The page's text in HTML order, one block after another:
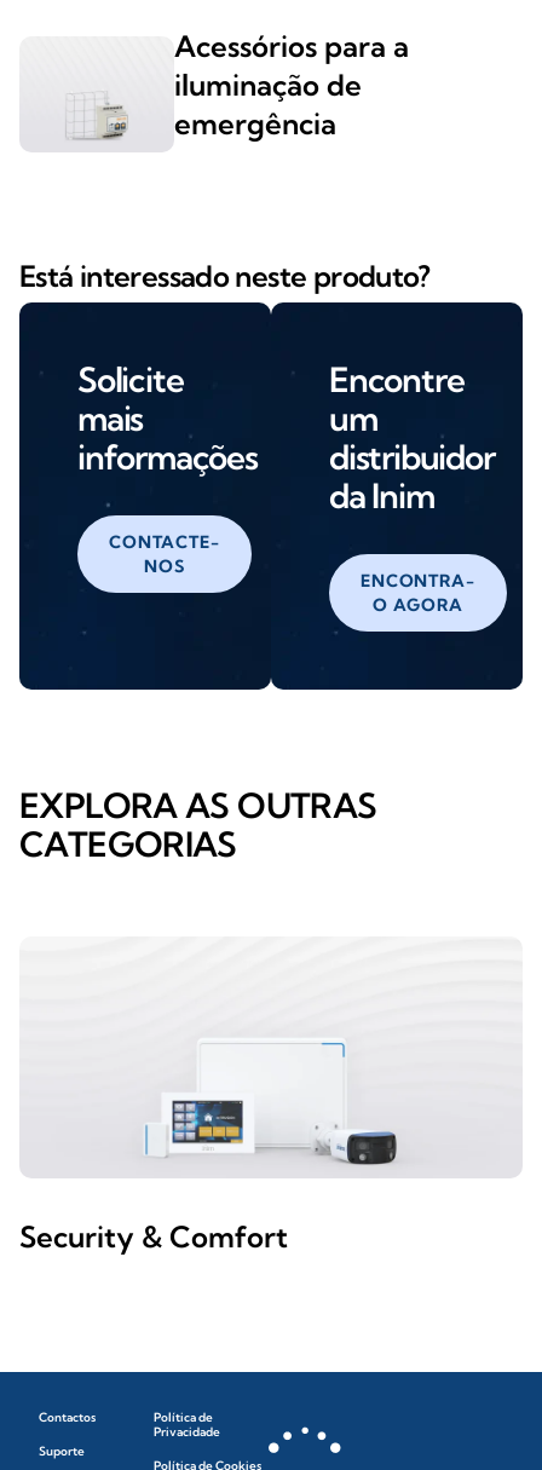
Acessórios para a
iluminação de
emergência
Está interessado neste produto?
Solicite
mais
informações
CONTACTE-
NOS
Encontre
um
distribuidor
da Inim
ENCONTRA-
O AGORA
EXPLORA AS OUTRAS
CATEGORIAS
Security & Comfort
Contactos
Suporte
Política de
Privacidade
Política de Cookies